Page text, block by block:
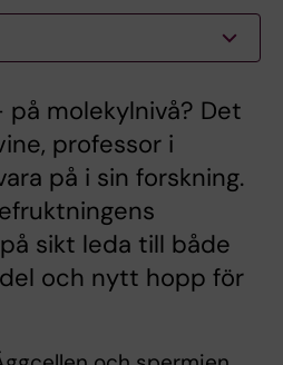
molekylnivå? Det
professor i
på i sin forskning.
sikt leda till både
och nytt hopp för